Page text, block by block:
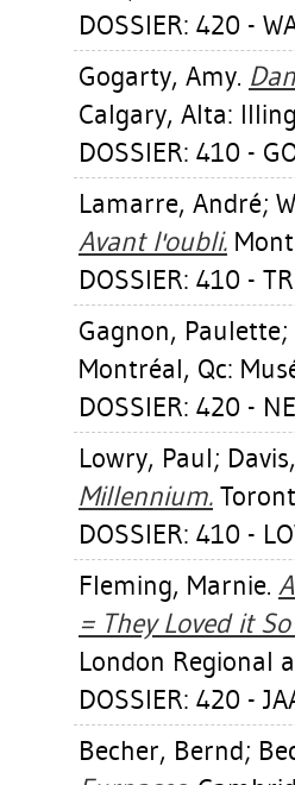
DOSSIER: 420 -
Gogarty, Amy.
Calgary, Alta:
DOSSIER: 410 -
Lamarre, André;
Avant l'oubli.
DOSSIER: 410 -
Gagnon, Paulette;
Montréal, Qc:
DOSSIER: 420 -
Lowry, Paul;
Millennium.
DOSSIER: 410 -
Fleming, Marnie.
= They Loved it
London Regional
DOSSIER: 420 -
Becher, Bernd;